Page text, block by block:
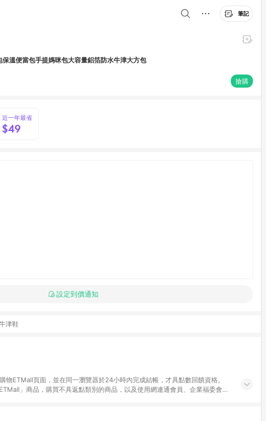
筆記
保溫便當包手提媽咪包大容量鋁箔防水牛津大方包
搶購
近一年最省
$49
設定到價通知
津鞋
物ETMall頁面，並在同一瀏覽器於24小時內完成結帳，才具點數回饋資格。
」商品，購買不具返點類別的商品，以及使用網連通會員、企業福委會員
退貨、退款或購物中登出東森購物ETMall，將無法獲得點數回饋。 5. 點數回